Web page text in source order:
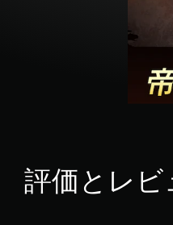
評価とレビ